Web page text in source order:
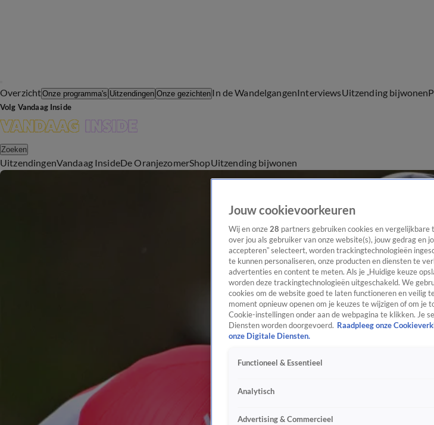
OverzichtOnze programma's Uitzendingen Onze gezichten In de WandelgangenInterviewsUitzending bijwonen
Volg Vandaag Inside
Zoeken
UitzendingenVandaag InsideDe OranjezomerShopUitzending bijwonen
Jouw cookievoorkeuren
Wij en onze 28 partners gebruiken cookies en
over jou als gebruiker van onze website(s), jouw gedrag en
accepteren” selecteert, worden trackingtechnologieën
te kunnen personaliseren, onze producten en diensten te
advertenties en content te meten. Als je „Huidige keuze
worden deze trackingtechnologieën uitgeschakeld. We
cookies om de website goed te laten functioneren en veilig
moment opnieuw openen om je keuzes te wijzigen of om je
Cookie-instellingen onder aan de webpagina te klikken. Je
Diensten worden doorgevoerd. Raadpleeg onze
onze Digitale Diensten.
Functioneel & Essentieel
Analytisch
Advertising & Commercieel